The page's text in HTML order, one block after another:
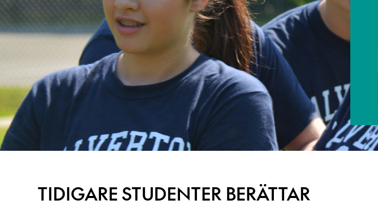
TIDIGARE STUDENTER BERÄTTAR